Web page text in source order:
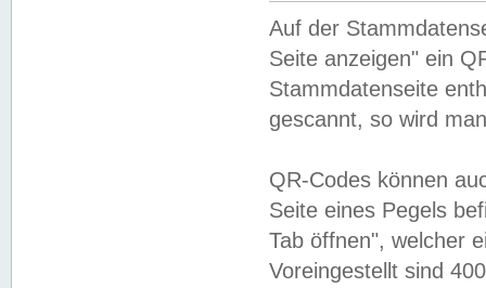
Auf der
Seite anzeigen" ein
Stammdatenseite
gescannt, so wird
QR-Codes können
Seite eines Pegels
Tab öffnen", welcher
Voreingestellt sind